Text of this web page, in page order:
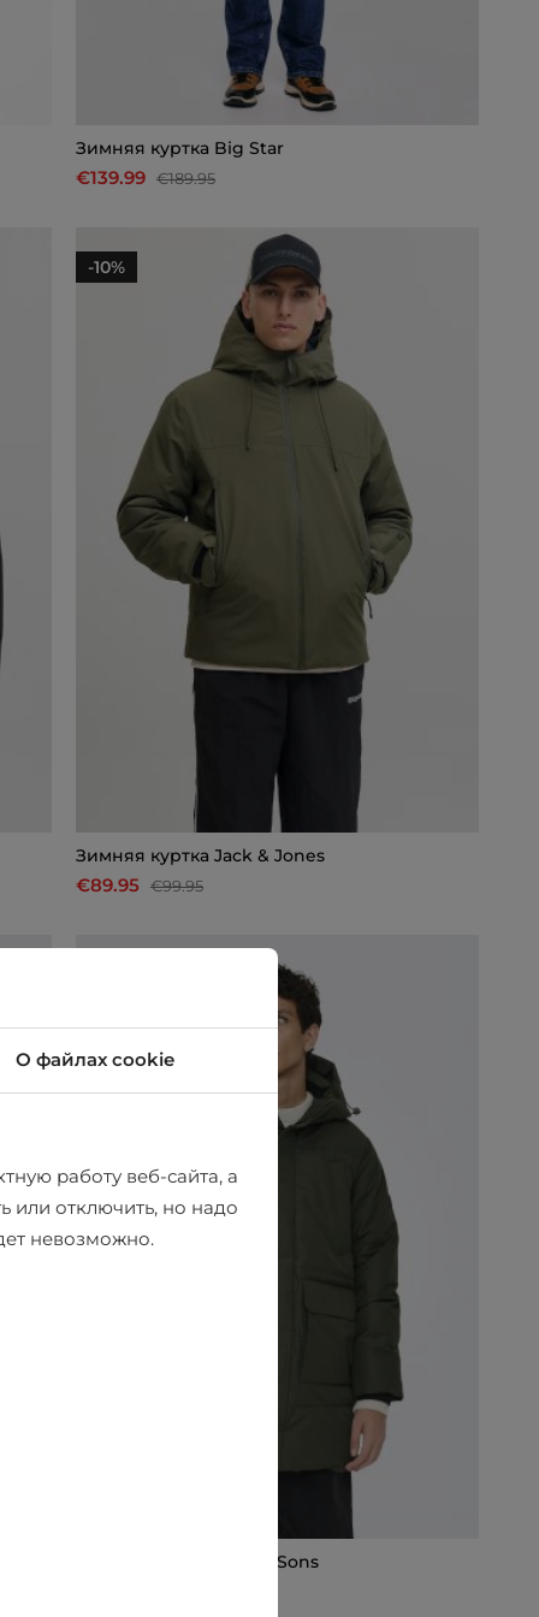
Зимняя куртка Big Star
€139.99 €189.95
-10%
Зимняя куртка Jack & Jones
€89.95 €99.95
Зимняя куртка Only & Sons
О файлах cookie
работу веб-сайта, а
или отключить, но надо
невозможно.